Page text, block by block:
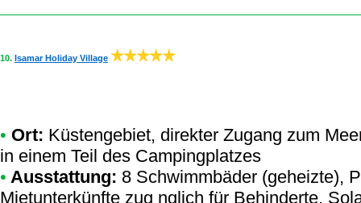
10. Isamar Holiday Village
• Ort: Küstengebiet, direkter Zugang zum
in einem Teil des Campingplatzes
• Ausstattung: 8 Schwimmbäder (geheizte),
Mietunterkünfte zug nglich für Behinderte,